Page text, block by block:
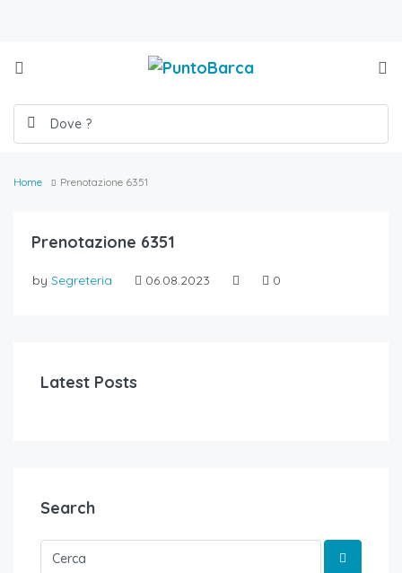
Home Prenotazione 6351
Prenotazione 6351
by Segreteria 06.08.2023 0
Latest Posts
Search